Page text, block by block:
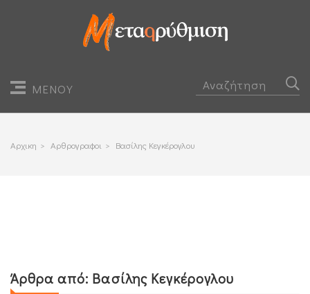
ΜΕΝΟΥ
Αρχικη > Αρθρογραφοι > Βασίλης Κεγκέρογλου
Άρθρα από: Βασίλης Κεγκέρογλου